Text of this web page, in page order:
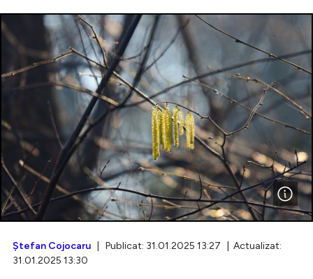
Creează cont
Ştefan Cojocaru | Publicat: 31.01.2025 13:27 | Actualizat:
31.01.2025 13:30